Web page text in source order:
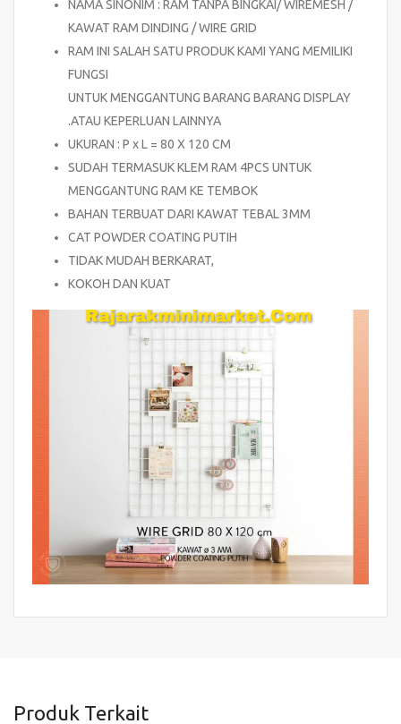
NAMA SINONIM : RAM TANPA BINGKAI/ WIREMESH /
KAWAT RAM DINDING / WIRE GRID
RAM INI SALAH SATU PRODUK KAMI YANG MEMILIKI
FUNGSI
UNTUK MENGGANTUNG BARANG BARANG DISPLAY
.ATAU KEPERLUAN LAINNYA
UKURAN : P x L = 80 X 120 CM
SUDAH TERMASUK KLEM RAM 4PCS UNTUK
MENGGANTUNG RAM KE TEMBOK
BAHAN TERBUAT DARI KAWAT TEBAL 3MM
CAT POWDER COATING PUTIH
TIDAK MUDAH BERKARAT,
KOKOH DAN KUAT
Produk Terkait